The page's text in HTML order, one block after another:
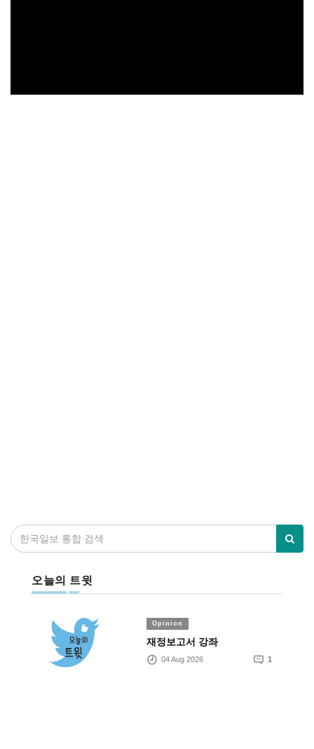
오늘의 트윗
Opinion
재정보고서 강좌
04 Aug 2026 1